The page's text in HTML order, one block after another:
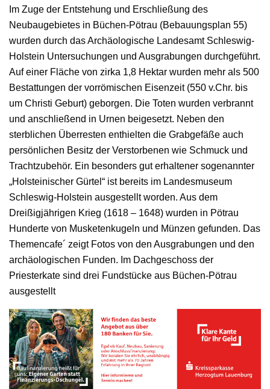
Im Zuge der Entstehung und Erschließung des
Neubaugebietes in Büchen-Pötrau (Bebauungsplan 55)
wurden durch das Archäologische Landesamt Schleswig-
Holstein Untersuchungen und Ausgrabungen durchgeführt.
Auf einer Fläche von zirka 1,8 Hektar wurden mehr als 500
Bestattungen der vorrömischen Eisenzeit (550 v.Chr. bis
um Christi Geburt) geborgen. Die Toten wurden verbrannt
und anschließend in Urnen beigesetzt. Neben den
sterblichen Überresten enthielten die Grabgefäße auch
persönlichen Besitz der Verstorbenen wie Schmuck und
Trachtzubehör. Ein besonders gut erhaltener sogenannter
„Holsteinischer Gürtel“ ist bereits im Landesmuseum
Schleswig-Holstein ausgestellt worden. Aus dem
Dreißigjährigen Krieg (1618 – 1648) wurden in Pötrau
Hunderte von Musketenkugeln und Münzen gefunden. Das
Themencafe´ zeigt Fotos von den Ausgrabungen und den
archäologischen Funden. Im Dachgeschoss der
Priesterkate sind drei Fundstücke aus Büchen-Pötrau
ausgestellt